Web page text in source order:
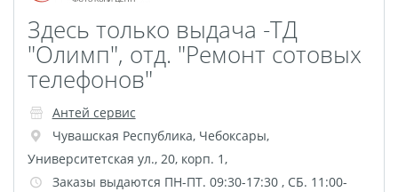
Здесь только выдача -ТД
"Олимп", отд. "Ремонт сотовых
телефонов"
Антей сервис
Чувашская Республика, Чебоксары,
Университетская ул., 20, корп. 1,
Заказы выдаются ПН-ПТ. 09:30-17:30 , СБ. 11:00-